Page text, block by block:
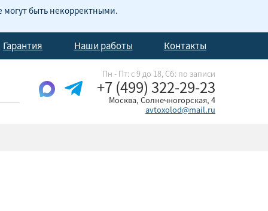
могут быть некорректными.
Гарантия Наши работы Контакты
Пн - Пт: с 9 до 18, Cб: по записи
+7 (499) 322-29-23
Москва, Солнечногорская, 4
avtoxolod@mail.ru